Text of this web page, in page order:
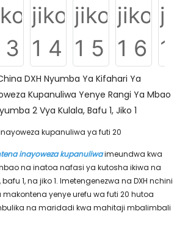
DXH Nyumba Ya Kifahari Ya
Kupanuliwa Yenye Rangi Ya Mbao
2 Vya Kulala, Bafu 1, Jiko 1
kupanuliwa ya futi 20
inayoweza kupanuliwaimeundwa kwa
na inatoa nafasi ya kutosha ikiwa na
1, na jiko 1. Imetengenezwa na DXH nchini
yenye urefu wa futi 20 hutoa
na maridadi kwa mahitaji mbalimbali